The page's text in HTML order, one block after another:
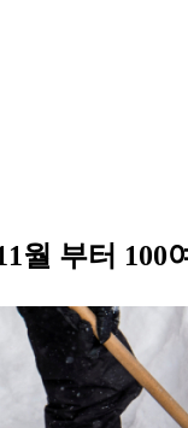
월 부터 100